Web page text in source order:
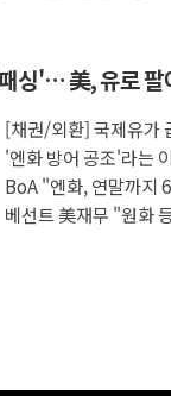
싱'… 美, 유로 팔
[채권/외환] 국제유가
장, 美 고용지표 촉각
'엔화 방어 공조'라는
BoA "엔화, 연말까지
베선트 美재무 "원화